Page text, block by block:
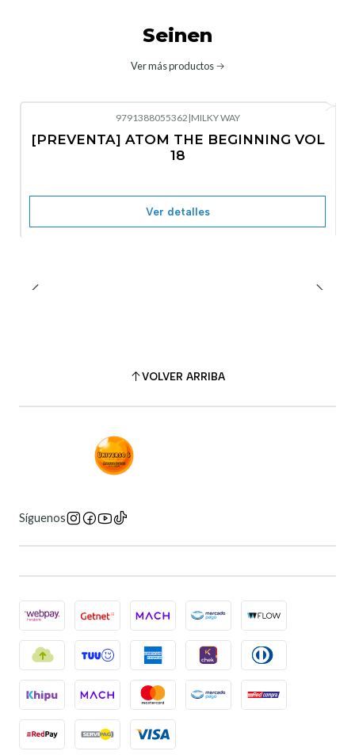
Seinen
Ver más productos
9791388055362 |MILKY WAY
[PREVENTA] ATOM THE BEGINNING VOL
18
Ver detalles
VOLVER ARRIBA
Síguenos